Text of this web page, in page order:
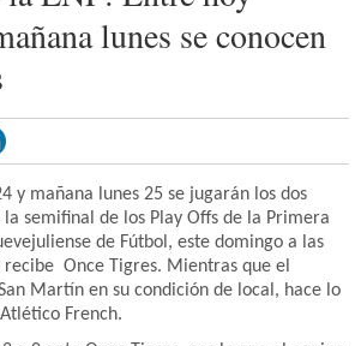
lunes se conocen
y mañana lunes 25 se jugarán los dos
semifinal de los Play Offs de la Primera
de Fútbol, este domingo a las
recibe Once Tigres. Mientras que el
Martín en su condición de local, hace lo
French.